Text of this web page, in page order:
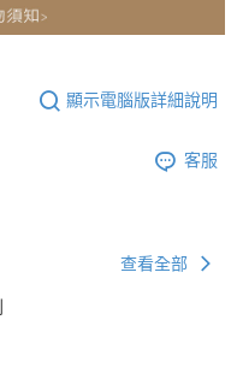
顯示電腦版詳細說明
客服
查看全部